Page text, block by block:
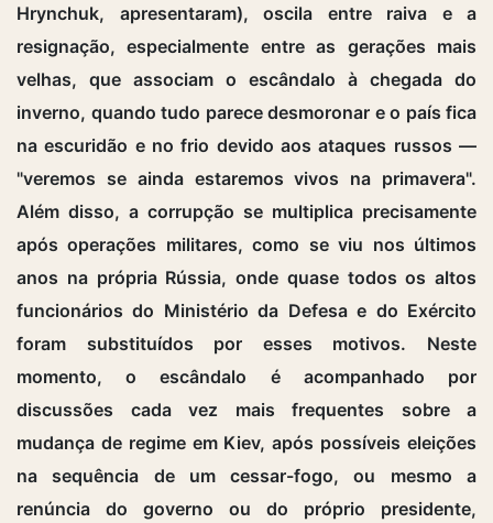
Hrynchuk, apresentaram), oscila entre raiva e a
resignação, especialmente entre as gerações mais
velhas, que associam o escândalo à chegada do
inverno, quando tudo parece desmoronar e o país fica
na escuridão e no frio devido aos ataques russos —
"veremos se ainda estaremos vivos na primavera".
Além disso, a corrupção se multiplica precisamente
após operações militares, como se viu nos últimos
anos na própria Rússia, onde quase todos os altos
funcionários do Ministério da Defesa e do Exército
foram substituídos por esses motivos. Neste
momento, o escândalo é acompanhado por
discussões cada vez mais frequentes sobre a
mudança de regime em Kiev, após possíveis eleições
na sequência de um cessar-fogo, ou mesmo a
renúncia do governo ou do próprio presidente,